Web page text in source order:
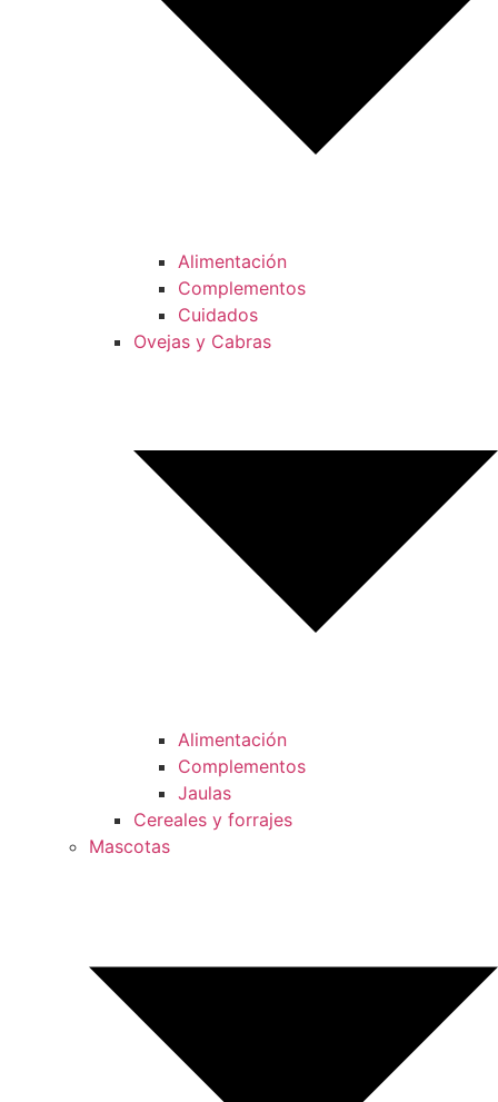
Alimentación
Complementos
Cuidados
Ovejas y Cabras
Alimentación
Complementos
Jaulas
Cereales y forrajes
Mascotas